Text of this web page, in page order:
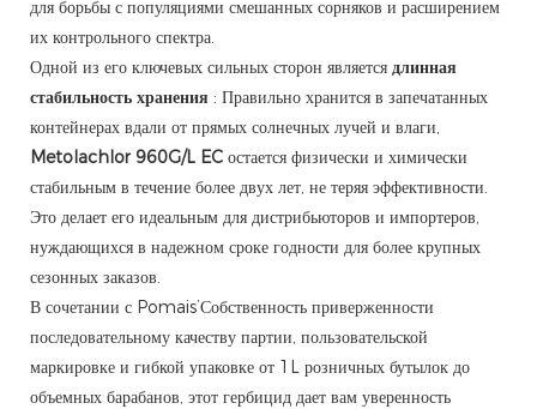
для борьбы с популяциями смешанных сорняков и расширением
их контрольного спектра.
Одной из его ключевых сильных сторон является длинная
стабильность хранения : Правильно хранится в запечатанных
контейнерах вдали от прямых солнечных лучей и влаги,
Metolachlor 960G/L EC остается физически и химически
стабильным в течение более двух лет, не теряя эффективности.
Это делает его идеальным для дистрибьюторов и импортеров,
нуждающихся в надежном сроке годности для более крупных
сезонных заказов.
В сочетании с Pomais’Собственность приверженности
последовательному качеству партии, пользовательской
маркировке и гибкой упаковке от 1L розничных бутылок до
объемных барабанов, этот гербицид дает вам уверенность